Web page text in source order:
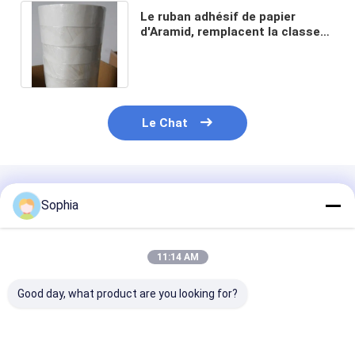
Le ruban adhésif de papier
d'Aramid, remplacent la classe
Le Chat
Produits Recommandés
Sophia
11:14 AM
Good day, what product are you looking for?